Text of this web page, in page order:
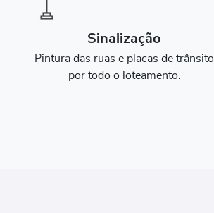
Sinalização
Pintura das ruas e placas de trânsito
por todo o loteamento.